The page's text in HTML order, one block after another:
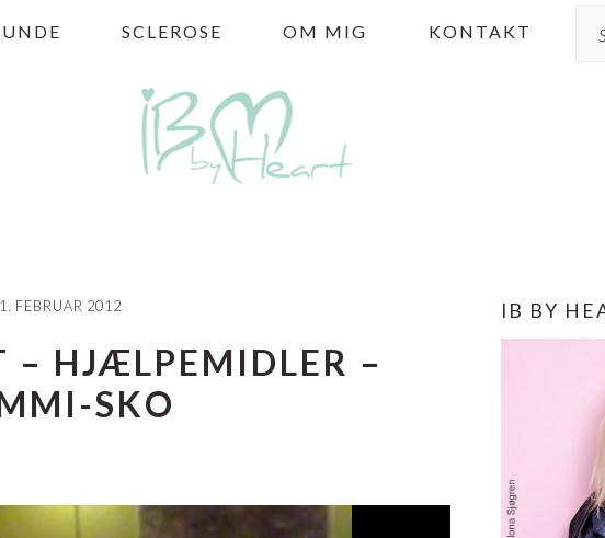
SCLEROSE OM MIG KONTAKT
FEBRUAR 2012
– HJÆLPEMIDLER –
SKO
IB BY